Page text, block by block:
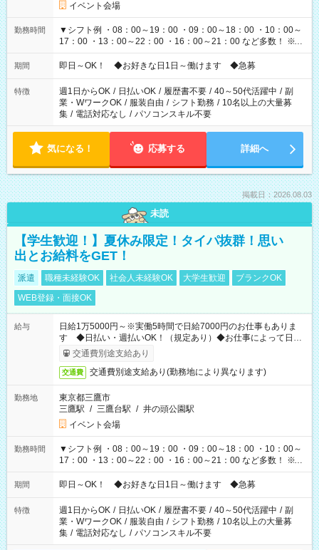
イベント会場
勤務時間
▼シフト例 ・08：00～19：00 ・09：00～18：00 ・10：00～
17：00 ・13：00～22：00 ・16：00～21：00 など多数！ ※お
仕事により勤務時間が異なります
期間 即日～OK！ ◆お好きな日1日～働けます ◆急募
特徴 週1日からOK / 日払いOK / 履歴書不要 / 40～50代活躍中 / 副
業・WワークOK / 服装自由 / シフト勤務 / 10名以上の大量募
集 / 電話対応なし / パソコンスキル不要
気になる！ 応募する 詳細へ
掲載日：2026.08.03
未読
【学生歓迎！】夏休み限定！タイパ抜群！思い
出とお給料をGET！
派遣 職種未経験OK 社会人未経験OK 大学生歓迎
ブランクOK
WEB登録・面接OK
給与
日給1万5000円～※実働5時間で日給7000円のお仕事もありま
す ◆日払い・週払いOK！（規定あり）◆お仕事によって日給
も異なります
交通費別途支給あり
交通費 交通費別途支給あり(勤務地により異なります)
勤務地
東京都三鷹市
三鷹駅 / 三鷹台駅 / 井の頭公園駅
イベント会場
勤務時間
▼シフト例 ・08：00～19：00 ・09：00～18：00 ・10：00～
17：00 ・13：00～22：00 ・16：00～21：00 など多数！ ※お
仕事により勤務時間が異なります
期間 即日～OK！ ◆お好きな日1日～働けます ◆急募
特徴 週1日からOK / 日払いOK / 履歴書不要 / 40～50代活躍中 / 副
業・WワークOK / 服装自由 / シフト勤務 / 10名以上の大量募
集 / 電話対応なし / パソコンスキル不要